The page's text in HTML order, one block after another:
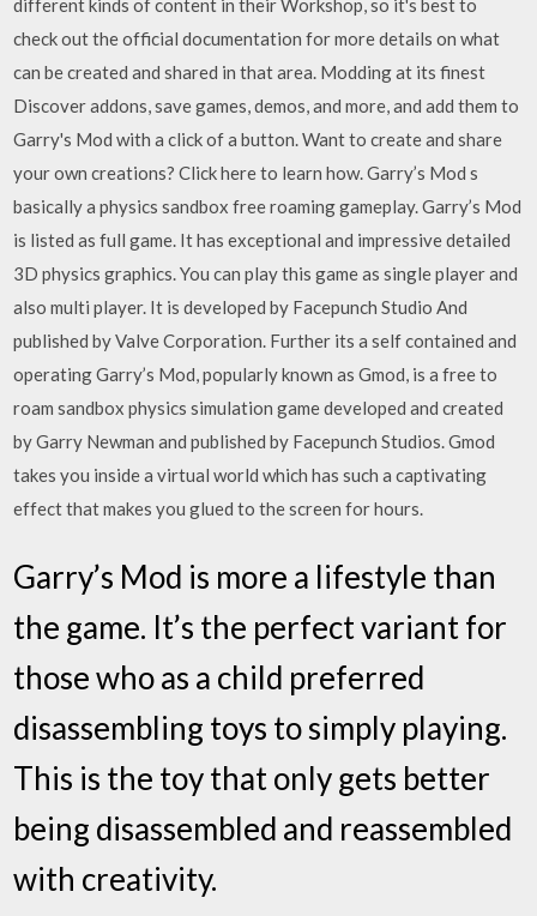
check out the official documentation for more details on what
can be created and shared in that area. Modding at its finest
Discover addons, save games, demos, and more, and add them to
Garry's Mod with a click of a button. Want to create and share
your own creations? Click here to learn how. Garry’s Mod s
basically a physics sandbox free roaming gameplay. Garry’s Mod
is listed as full game. It has exceptional and impressive detailed
3D physics graphics. You can play this game as single player and
also multi player. It is developed by Facepunch Studio And
published by Valve Corporation. Further its a self contained and
operating Garry’s Mod, popularly known as Gmod, is a free to
roam sandbox physics simulation game developed and created
by Garry Newman and published by Facepunch Studios. Gmod
takes you inside a virtual world which has such a captivating
effect that makes you glued to the screen for hours.
Garry’s Mod is more a lifestyle than
the game. It’s the perfect variant for
those who as a child preferred
disassembling toys to simply playing.
This is the toy that only gets better
being disassembled and reassembled
with creativity.